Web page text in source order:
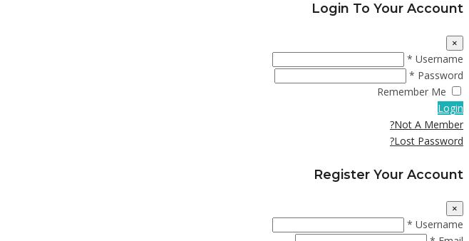
Login To Your Account
×
Username *
Password *
Remember Me
Login
Not A Member?
Lost Password?
Register Your Account
×
Username *